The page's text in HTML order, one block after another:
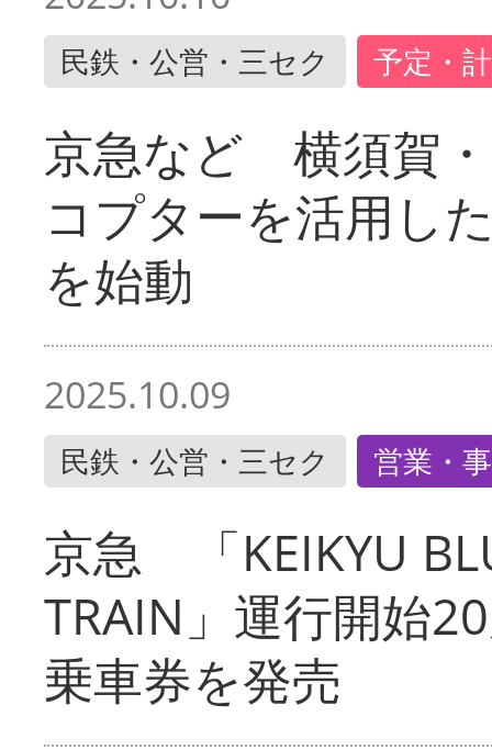
民鉄・公営・三セク 予定・
京急など 横須賀
コプターを活用し
を始動
2025.10.09
民鉄・公営・三セク 営業・
京急 「KEIKYU
TRAIN」運行開始
乗車券を発売